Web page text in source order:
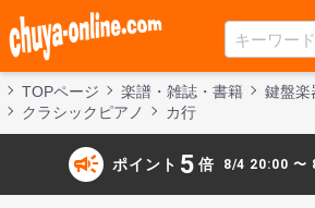
TOPページ 楽譜・雑誌・書籍
鍵盤楽
クラシックピアノ
カ行
campaign ポイント 5 倍 8/4 20:00 〜